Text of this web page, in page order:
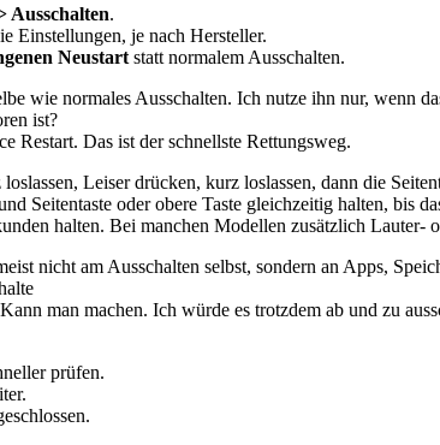
Ausschalten.
Einstellungen, je nach Hersteller.
Neustart statt normalem Ausschalten.
wie normales Ausschalten. Ich nutze ihn nur, wenn
ist?
Restart. Das ist der schnellste Rettungsweg.
Leiser drücken, kurz loslassen, dann die
Seitentaste oder obere Taste gleichzeitig halten, bis
halten. Bei manchen Modellen zusätzlich Lauter-
nicht am Ausschalten selbst, sondern an Apps,
man machen. Ich würde es trotzdem ab und zu
prüfen.